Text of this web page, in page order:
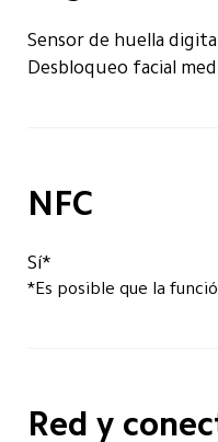
Sensor de huella
Desbloqueo facial
NFC
Sí*
*Es posible que la
Red y